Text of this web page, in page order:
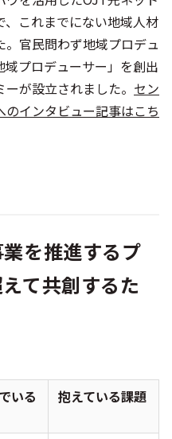
これまでにない地域人材
官民問わず地域プロデュ
プロデューサー」を創出
が設立されました。 セン
インタビュー記事はこち
を推進するプ
て共創するた
いる
抱えている課題